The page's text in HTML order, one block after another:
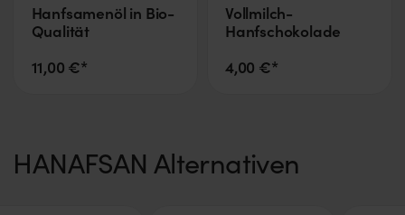
Hanfsamenöl in Bio-
Qualität
11,00 €*
Vollmilch-
Hanfschokolade
4,00 €*
HANAFSAN Alternativen